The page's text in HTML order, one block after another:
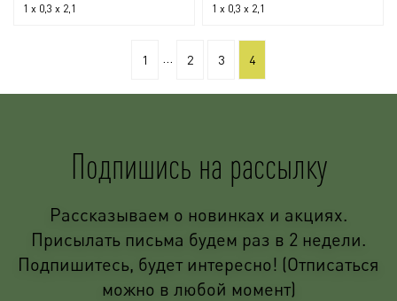
1 x 0,3 x 2,1
1 x 0,3 x 2,1
1 ... 2 3 4
Подпишись на рассылку
Рассказываем о новинках и акциях.
Присылать письма будем раз в 2 недели.
Подпишитесь, будет интересно! (Отписаться
можно в любой момент)